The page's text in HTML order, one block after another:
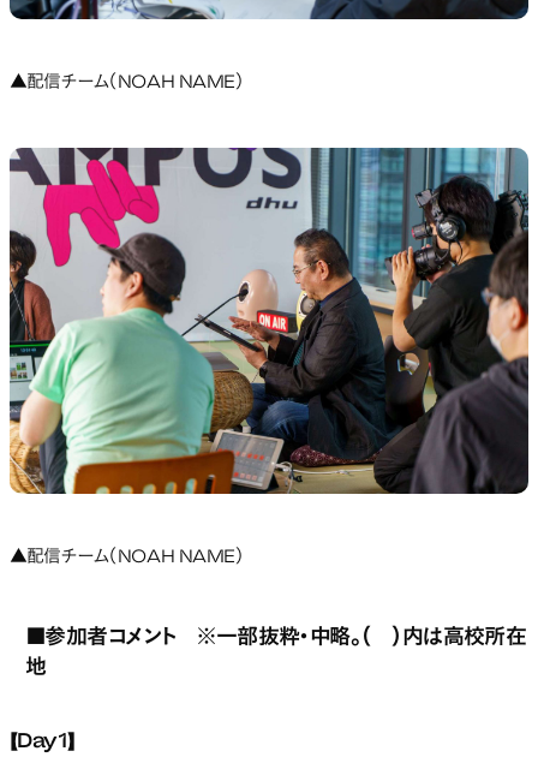
▲配信チーム（NOAH NAME）
▲配信チーム（NOAH NAME）
■参加者コメント ※一部抜粋・中略。（ ）内は高校所在
地
【Day1】